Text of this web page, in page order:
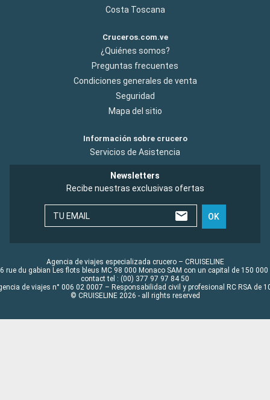
Costa Toscana
Cruceros.com.ve
¿Quiénes somos?
Preguntas frecuentes
Condiciones generales de venta
Seguridad
Mapa del sitio
Información sobre crucero
Servicios de Asistencia
Newsletters
Recibe nuestras exclusivas ofertas
TU EMAIL OK
Agencia de viajes especializada crucero – CRUISELINE
rue du gabian Les flots bleus MC 98 000 Monaco SAM con un capital de 150 000
contact tel : (00) 377 97 97 84 50
de viajes n° 006 02 0007 – Responsabilidad civil y profesional RC RSA de
© CRUISELINE 2026 - all rights reserved